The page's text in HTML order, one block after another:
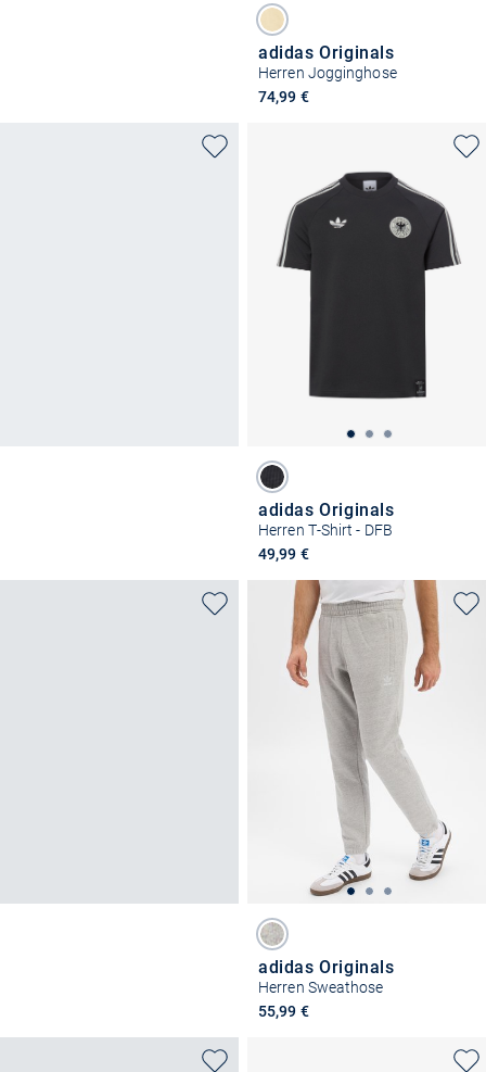
adidas Originals
Herren Jogginghose
74,99 €
adidas Originals
Herren T-Shirt - DFB
49,99 €
adidas Originals
Herren Sweathose
55,99 €